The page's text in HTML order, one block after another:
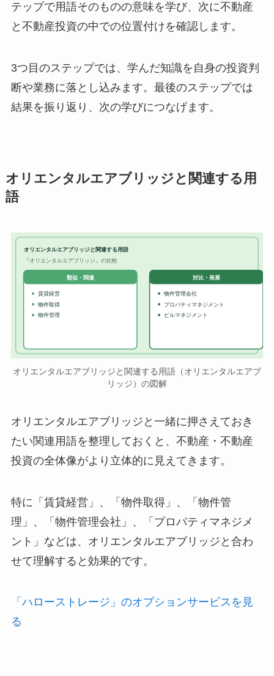
テップで用語そのものの意味を学び、次に不動産
と不動産投資の中での位置付けを確認します。
3つ目のステップでは、学んだ知識を自身の投資判
断や業務に落とし込みます。最後のステップでは
結果を振り返り、次の学びにつなげます。
オリエンタルエアブリッジと関連する用
語
オリエンタルエアブリッジと関連する用語
『オリエンタルエアブリッジ』の比較
類似・関連
賃貸経営
物件取得
物件管理
対比・発展
物件管理会社
プロパティマネジメント
ビルマネジメント
オリエンタルエアブリッジと関連する用語（オリエンタルエアブ
リッジ）の図解
オリエンタルエアブリッジと一緒に押さえておき
たい関連用語を整理しておくと、不動産・不動産
投資の全体像がより立体的に見えてきます。
特に「賃貸経営」、「物件取得」、「物件管
理」、「物件管理会社」、「プロパティマネジメ
ント」などは、オリエンタルエアブリッジと合わ
せて理解すると効果的です。
「ハローストレージ」のオプションサービスを見
る